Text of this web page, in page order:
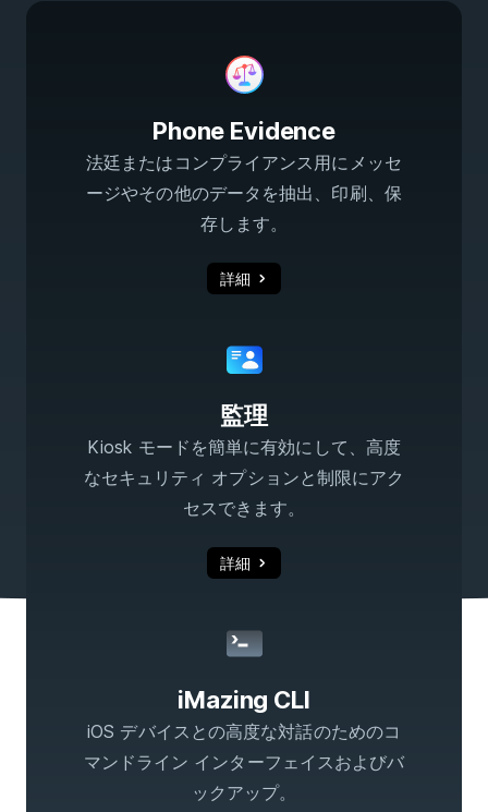
Phone Evidence
法廷またはコンプライアンス用にメッセ
ージやその他のデータを抽出、印刷、保
存します。
詳細
監理
Kiosk モードを簡単に有効にして、高度
なセキュリティ オプションと制限にアク
セスできます。
詳細
iMazing CLI
iOS デバイスとの高度な対話のためのコ
マンドライン インターフェイスおよびバ
ックアップ。